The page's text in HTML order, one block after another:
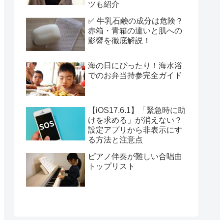
ツも紹介
✅ 牛乳石鹸の成分は危険？
赤箱・青箱の違いと肌への
影響を徹底解説！
海の日にぴったり！海水浴
でのお弁当持参完全ガイド
【iOS17.6.1】「緊急時に助
けを求める」が消えない？
設定アプリから非表示にす
る方法と注意点
ピアノ伴奏が難しい合唱曲
トップリスト